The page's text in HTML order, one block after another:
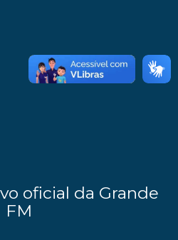
oficial da Grande
FM